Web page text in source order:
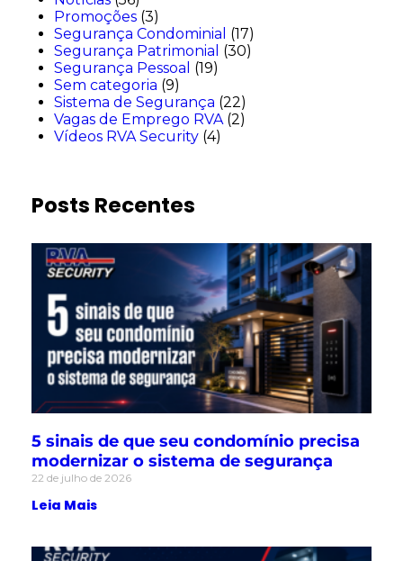
Promoções (3)
Segurança Condominial (17)
Segurança Patrimonial (30)
Segurança Pessoal (19)
Sem categoria (9)
Sistema de Segurança (22)
Vagas de Emprego RVA(2)
Vídeos RVA Security (4)
Posts Recentes
5 sinais de que seu condomínio precisa
modernizar o sistema de segurança
22 de julho de 2026
Leia Mais